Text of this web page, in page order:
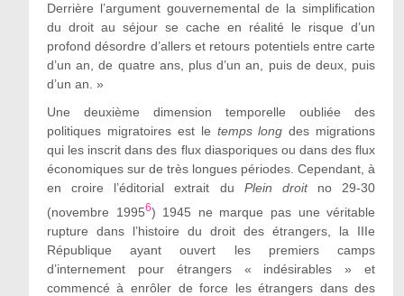
Derrière l’argument gouvernemental de la simplification
du droit au séjour se cache en réalité le risque d’un
profond désordre d’allers et retours potentiels entre carte
d’un an, de quatre ans, plus d’un an, puis de deux, puis
d’un an. »
Une deuxième dimension temporelle oubliée des
politiques migratoires est le temps longdes migrations
qui les inscrit dans des flux diasporiques ou dans des flux
économiques sur de très longues périodes. Cependant, à
en croire l’éditorial extrait du Plein droitno 29-30
(novembre 19956) 1945 ne marque pas une véritable
rupture dans l’histoire du droit des étrangers, la IIIe
République ayant ouvert les premiers camps
d’internement pour étrangers « indésirables » et
commencé à enrôler de force les étrangers dans des